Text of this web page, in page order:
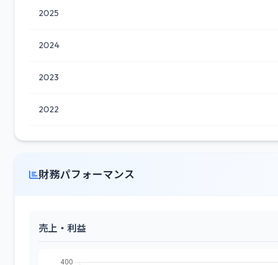
2025
2024
2023
2022
財務パフォーマンス
売上・利益